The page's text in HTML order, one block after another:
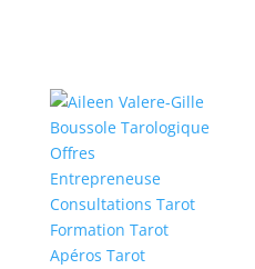
Boussole Tarologique
Offres
Entrepreneuse
Consultations Tarot
Formation Tarot
Apéros Tarot